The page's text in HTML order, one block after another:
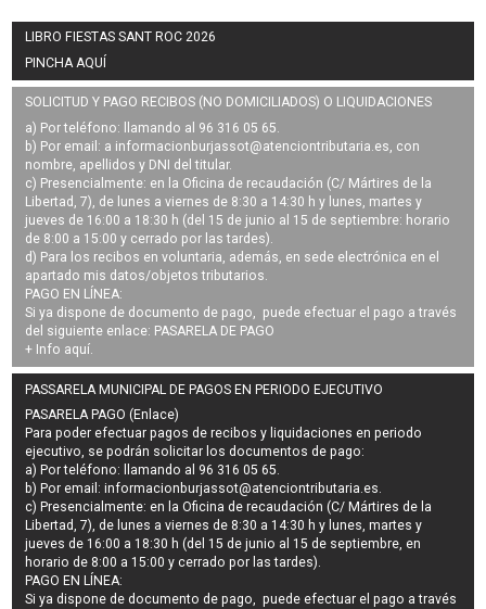
LIBRO FIESTAS SANT ROC 2026
PINCHA AQUÍ
SOLICITUD Y PAGO RECIBOS (NO DOMICILIADOS) O LIQUIDACIONES
a) Por teléfono: llamando al 96 316 05 65.
b) Por email: a informacionburjassot@atenciontributaria.es, con
nombre, apellidos y DNI del titular.
c) Presencialmente: en la Oficina de recaudación (C/ Mártires de la
Libertad, 7), de lunes a viernes de 8:30 a 14:30 h y lunes, martes y
jueves de 16:00 a 18:30 h (del 15 de junio al 15 de septiembre: horario
de 8:00 a 15:00 y cerrado por las tardes).
d) Para los recibos en voluntaria, además, en sede electrónica en el
apartado mis datos/objetos tributarios.
PAGO EN LÍNEA:
Si ya dispone de documento de pago, puede efectuar el pago a través
del siguiente enlace: PASARELA DE PAGO
+ Info aquí.
PASSARELA MUNICIPAL DE PAGOS EN PERIODO EJECUTIVO
PASARELA PAGO (Enlace)
Para poder efectuar pagos derecibos y liquidaciones en periodo
ejecutivo, se podrán solicitar los documentos de pago:
a) Por teléfono: llamando al 96 316 05 65.
b) Por email:informacionburjassot@atenciontributaria.es.
c) Presencialmente: en la Oficina de recaudación (C/ Mártires de la
Libertad, 7), de lunes a viernes de 8:30 a 14:30 h y lunes, martes y
jueves de 16:00 a 18:30 h (del 15 de junio al 15 de septiembre, en
horario de 8:00 a 15:00 y cerrado por las tardes).
PAGO EN LÍNEA:
Si ya dispone de documento de pago, puede efectuar el pago a través